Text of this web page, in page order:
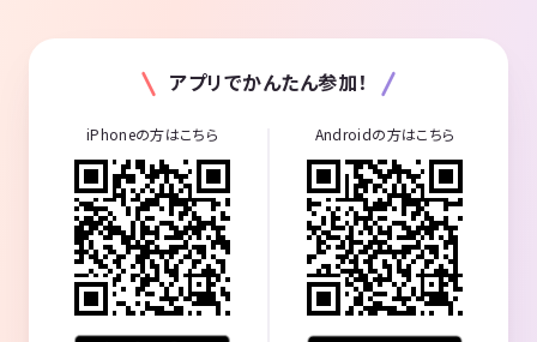
アプリでかんたん参加！
iPhoneの方はこちら Androidの方はこちら